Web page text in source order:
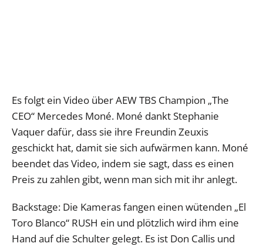
Es folgt ein Video über AEW TBS Champion „The
CEO“ Mercedes Moné. Moné dankt Stephanie
Vaquer dafür, dass sie ihre Freundin Zeuxis
geschickt hat, damit sie sich aufwärmen kann. Moné
beendet das Video, indem sie sagt, dass es einen
Preis zu zahlen gibt, wenn man sich mit ihr anlegt.
Backstage: Die Kameras fangen einen wütenden „El
Toro Blanco“ RUSH ein und plötzlich wird ihm eine
Hand auf die Schulter gelegt. Es ist Don Callis und